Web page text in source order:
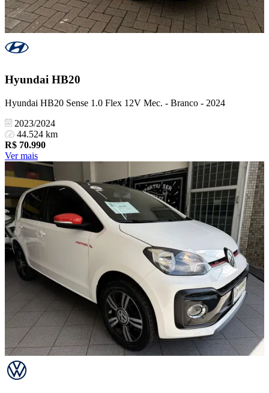
Hyundai HB20
Hyundai HB20 Sense 1.0 Flex 12V Mec. - Branco - 2024
2023/2024
44.524 km
R$ 70.990
Ver mais